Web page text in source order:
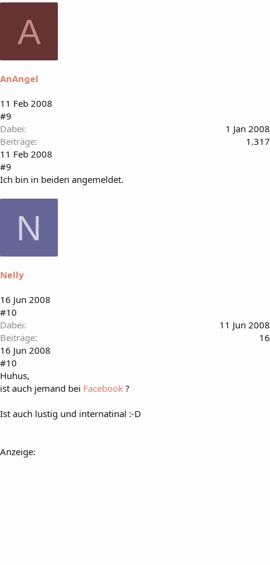
A
AnAngel
11 Feb 2008
#9
Dabei
1 Jan 2008
Beiträge
1.317
11 Feb 2008
#9
Ich bin in beiden angemeldet.
N
Nelly
16 Jun 2008
#10
Dabei
11 Jun 2008
Beiträge
16
16 Jun 2008
#10
Huhus,
ist auch jemand bei Facebook ?
Ist auch lustig und internatinal :-D
Anzeige: